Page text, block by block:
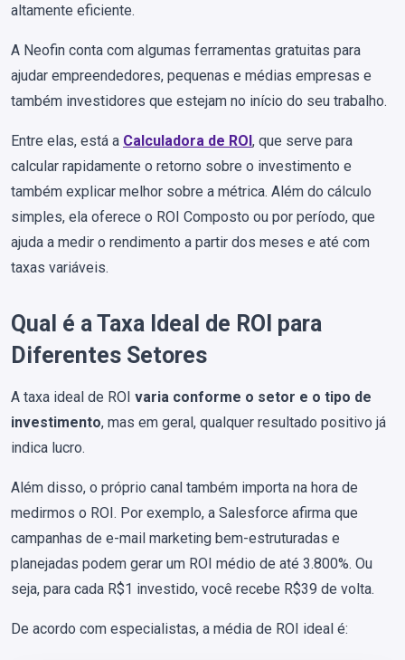
altamente eficiente.
A Neofin conta com algumas ferramentas gratuitas para
ajudar empreendedores, pequenas e médias empresas e
também investidores que estejam no início do seu trabalho.
Entre elas, está a Calculadora de ROI, que serve para
calcular rapidamente o retorno sobre o investimento e
também explicar melhor sobre a métrica. Além do cálculo
simples, ela oferece o ROI Composto ou por período, que
ajuda a medir o rendimento a partir dos meses e até com
taxas variáveis.
Qual é a Taxa Ideal de ROI para
Diferentes Setores
A taxa ideal de ROI varia conforme o setor e o tipo de
investimento, mas em geral, qualquer resultado positivo já
indica lucro.
Além disso, o próprio canal também importa na hora de
medirmos o ROI. Por exemplo, a Salesforce afirma que
campanhas de e-mail marketing bem-estruturadas e
planejadas podem gerar um ROI médio de até 3.800%. Ou
seja, para cada R$1 investido, você recebe R$39 de volta.
De acordo com especialistas, a média de ROI ideal é: